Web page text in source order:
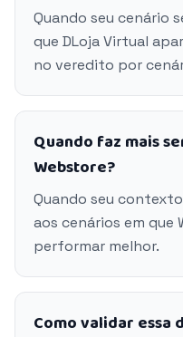
Quando seu cenário
que DLoja Virtual
no veredito por
Quando faz mais
Webstore?
Quando seu
aos cenários em que
performar melhor.
Como validar essa